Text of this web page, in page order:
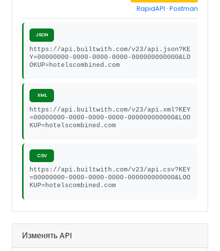
RapidAPI · Postman
JSON
https://api.builtwith.com/v23/api.json?KE
Y=00000000-0000-0000-0000-000000000000&LO
OKUP=hotelscombined.com
XML
https://api.builtwith.com/v23/api.xml?KEY
=00000000-0000-0000-0000-000000000000&LOO
KUP=hotelscombined.com
CSV
https://api.builtwith.com/v23/api.csv?KEY
=00000000-0000-0000-0000-000000000000&LOO
KUP=hotelscombined.com
Изменять API